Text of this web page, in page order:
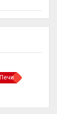
Печи